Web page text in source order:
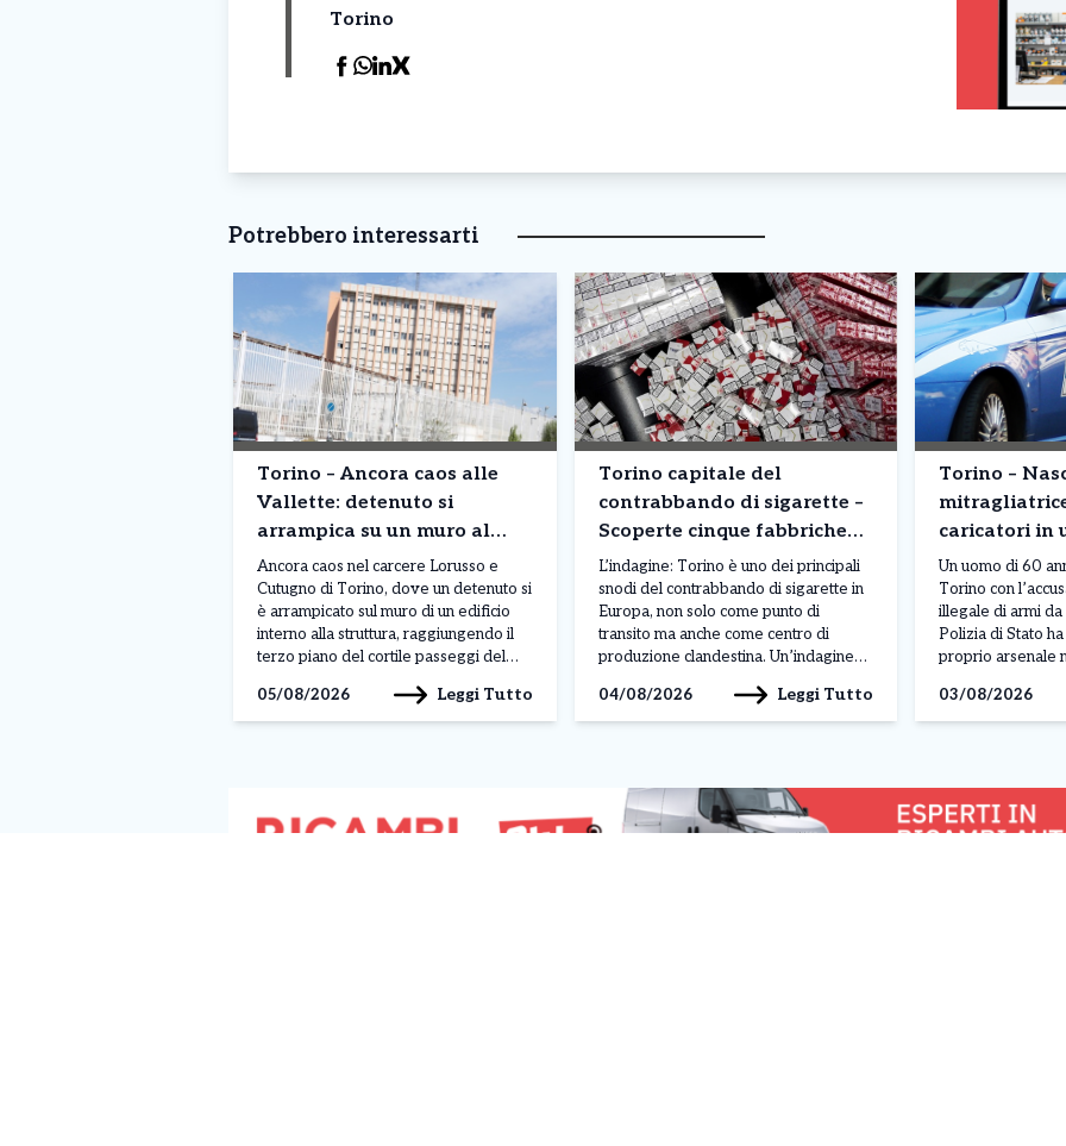
Torino
Potrebbero interessarti
Torino – Ancora caos alle
Vallette: detenuto si
arrampica su un muro al
terzo piano. Situazione fuori
controllo
Ancora caos nel carcere Lorusso e
Cutugno di Torino, dove un detenuto si
è arrampicato sul muro di un edificio
interno alla struttura, raggiungendo il
terzo piano del cortile passeggi del
mattinata di lunedì 3 agosto, sarebbe
legato a una protesta, anche se al
05/08/2026 Leggi Tutto
Torino capitale del
contrabbando di sigarette –
Scoperte cinque fabbriche
clandestine: milioni di
pacchetti prodotti
L’indagine: Torino è uno dei principali
snodi del contrabbando di sigarette in
Europa, non solo come punto di
transito ma anche come centro di
produzione clandestina. Un’indagine
Finanza ha portato alla scoperta di
cinque fabbriche illegali e due depositi
denominata […]
04/08/2026 Leggi Tutto
Torino –
caricatori in
corso
Un uomo di 60
Torino con
illegale di armi
Polizia di Stato
proprio arsenale
Moncalieri.
nell’ambito di
03/08/2026